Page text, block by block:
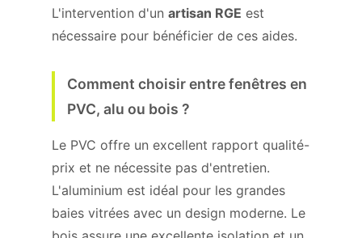
L'intervention d'un artisan RGE est
nécessaire pour bénéficier de ces aides.
Comment choisir entre fenêtres en
PVC, alu ou bois ?
Le PVC offre un excellent rapport qualité-
prix et ne nécessite pas d'entretien.
L'aluminium est idéal pour les grandes
baies vitrées avec un design moderne. Le